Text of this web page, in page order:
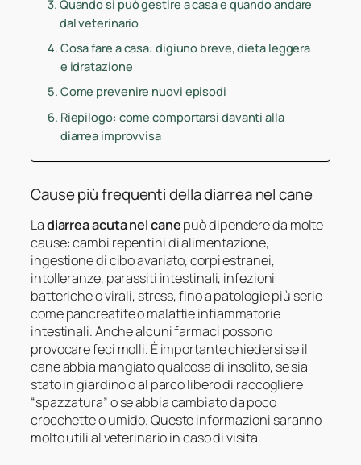
Quando si può gestire a casa e quando andare
dal veterinario
Cosa fare a casa: digiuno breve, dieta leggera
e idratazione
Come prevenire nuovi episodi
Riepilogo: come comportarsi davanti alla
diarrea improvvisa
Cause più frequenti della diarrea nel cane
Ladiarrea acuta nel canepuò dipendere da molte
cause: cambi repentini di alimentazione,
ingestione di cibo avariato, corpi estranei,
intolleranze, parassiti intestinali, infezioni
batteriche o virali, stress, fino a patologie più serie
come pancreatite o malattie infiammatorie
intestinali. Anche alcuni farmaci possono
provocare feci molli. È importante chiedersi se il
cane abbia mangiato qualcosa di insolito, se sia
stato in giardino o al parco libero di raccogliere
“spazzatura” o se abbia cambiato da poco
crocchette o umido. Queste informazioni saranno
molto utili al veterinario in caso di visita.